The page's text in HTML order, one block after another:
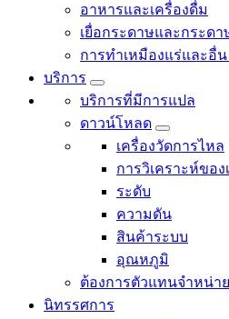
อาหารและเครื่องดื่ม
เยื่อกระดาษและกระดา
การทำเหมืองแร่และอื่น
บริการ
บริการที่มีการแปล
ดาวน์โหลด
เครื่องวัดการไหล
การวิเคราะห์ของ
ระดับ
ความดัน
สินค้าระบบ
อุณหภูมิ
ต้องการตัวแทนจำหน่าย
นิทรรศการ